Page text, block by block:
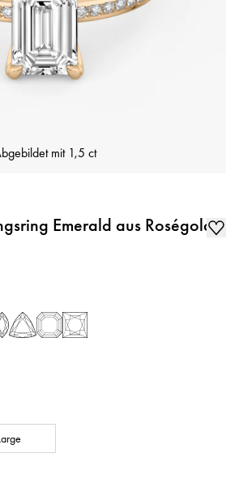
mit 1,5 ct
Emerald aus Roségold